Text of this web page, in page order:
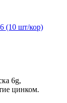
(10 шт/кор)
6g,
цинком.